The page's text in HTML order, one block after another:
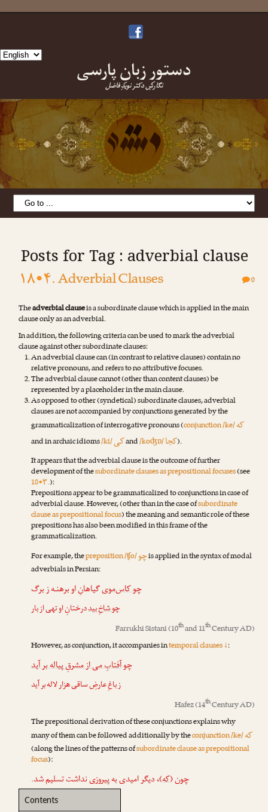
Choose
دستورِ زبانِ پارسی
نگارشِ دکتر نویدِ فاضل
Posts for Tag : adverbial clause
۱۸•۴. Adverbial Clauses 0
Theadverbial clauseis a subordinate clause which is applied in the main
clause only as an adverbial.
In addition, the following criteria can be used to mark the adverbial
clause against other subordinate clauses:
An adverbial clause can (in contrast to relative clauses) contain no
relative pronouns, and refers to no attributive focuses.
The adverbial clause cannot (other than content clauses) be
represented by a placeholder in the main clause.
As opposed to other (syndetical) subordinate clauses, adverbial
clauses are not accompanied by conjunctions generated by the
grammaticalization of interrogative pronouns (conjunction /ke/که
and in archaic idioms/ki/کیand/koʤɒ/کجا).
It appears that the adverbial clause is the outcome of further
development of thesubordinate clauses as prepositional focuses(see
18•۳.):
Prepositions appear to be grammaticalized to conjunctions in case of
adverbial clause. However, (other than in the case ofsubordinate
clause as prepositional focus) the meaning and semantic role of these
prepositions has also been modified in this frame of the
grammaticalization.
For example, thepreposition /ʧo/چوis applied in the syntax of modal
adverbials in Persian:
چو کاس‌مویگیاهانِ او برهنـه ز برگ
چو شاخِ بیددرختانِ او تهی از بار
Farrukhi Sistani(10thand 11thCentury AD)
However, as conjunction, it accompanies intemporal clauses ↓:
چوآفتابِ می از مشرقِ پیاله بر آید
ز باغِ عارضِ ساقی هزار لاله بر آید
Hafez(14thCentury AD)
The prepositional derivation of these conjunctions explains why
many of them can be followed additionally by theconjunction /ke/که
(along the lines of the patterns ofsubordinate clause as prepositional
focus):
چون(که)، دیگر امیدی به پیروزی نداشت تسلیم شد.
Contents